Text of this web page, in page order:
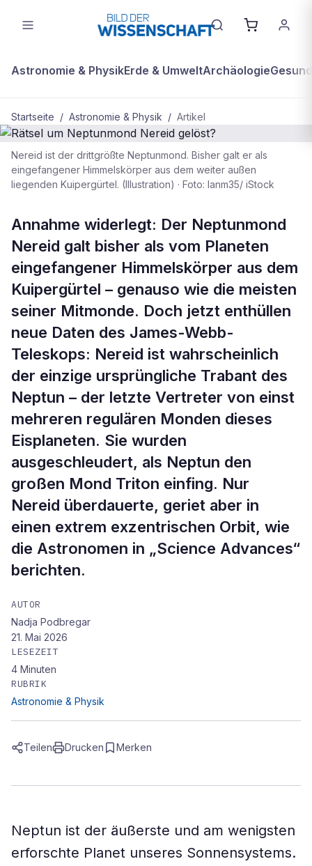
Astronomie & PhysikErde & UmweltArchäologie
Startseite / Astronomie & Physik / Artikel
ASTRONOMIE & PHYSIK
Rätsel um Neptunmond Nereid
Nereid ist der drittgrößte Neptunmond. Bisher galt er als
eingefangener Himmelskörper aus dem weiter außen
liegenden Kuipergürtel. (Illustration) · Foto: Ianm35/ iStock
Annahme widerlegt: Der Neptunmond
Nereid galt bisher als vom Planeten
eingefangener Himmelskörper aus dem
Kuipergürtel – genauso wie die meisten
seiner Mitmonde. Doch jetzt enthüllen
neue Daten des James-Webb-
Teleskops: Nereid ist wahrscheinlich
der einzige ursprüngliche Trabant des
Neptun – der letzte Vertreter von einst
mehreren regulären Monden dieses
Eisplaneten. Sie wurden
ausgeschleudert, als Neptun den
großen Mond Triton einfing. Nur
Nereid überdauerte, geriet aber in
einen extrem exzentrischen Orbit, wie
die Astronomen in „Science Advances“
berichten.
AUTOR
Nadja Podbregar
21. Mai 2026
LESEZEIT
4 Minuten
RUBRIK
Astronomie & Physik
Teilen Drucken Merken
Neptun ist der äußerste und am wenigsten
erforschte Planet unseres Sonnensystems.